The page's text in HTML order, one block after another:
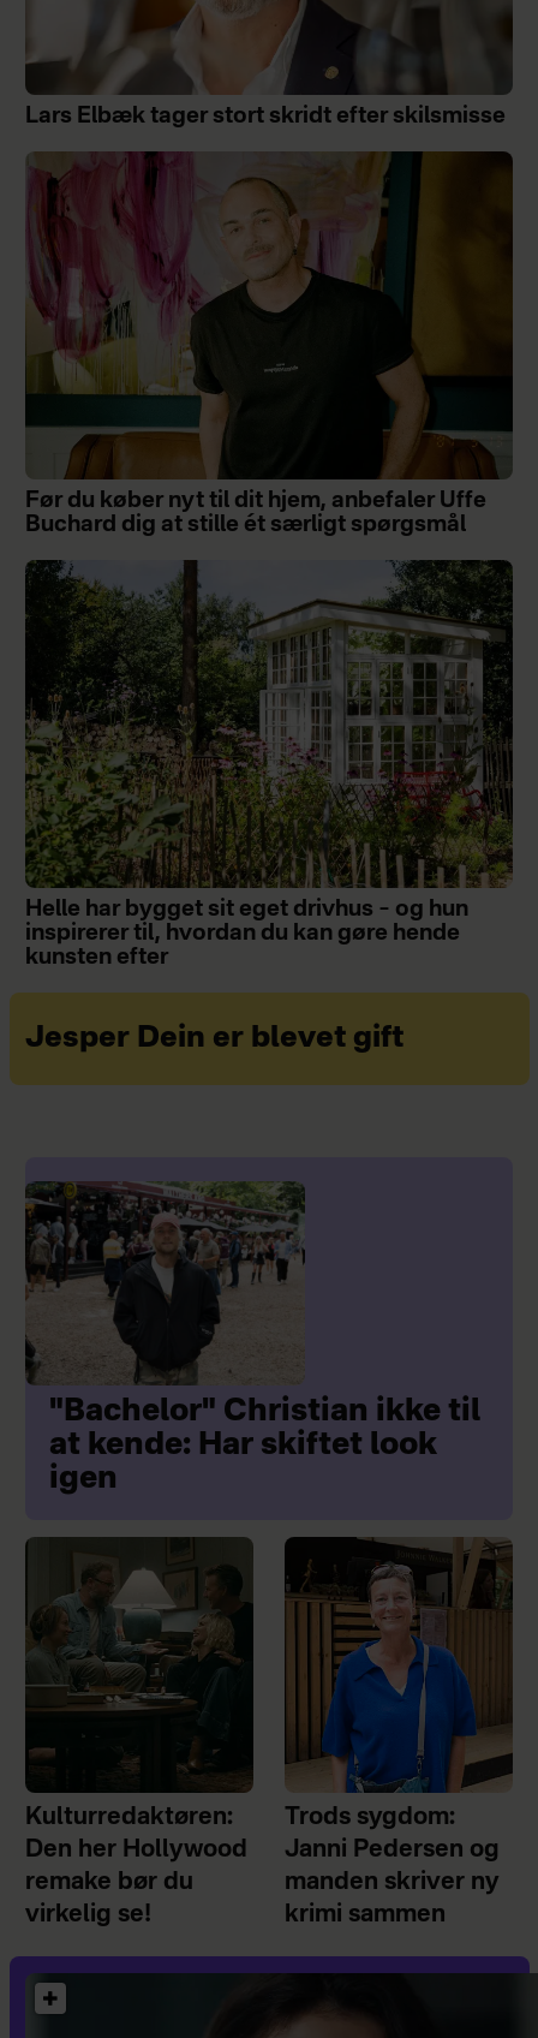
Lars Elbæk tager stort skridt efter skilsmisse
Før du køber nyt til dit hjem, anbefaler Uffe
Buchard dig at stille ét særligt spørgsmål
Helle har bygget sit eget drivhus – og hun
inspirerer til, hvordan du kan gøre hende
kunsten efter
Jesper Dein er blevet gift
"Bachelor" Christian ikke til
at kende: Har skiftet look
igen
Kulturredaktøren:
Den her Hollywood
remake bør du
virkelig se!
Trods sygdom:
Janni Pedersen og
manden skriver ny
krimi sammen